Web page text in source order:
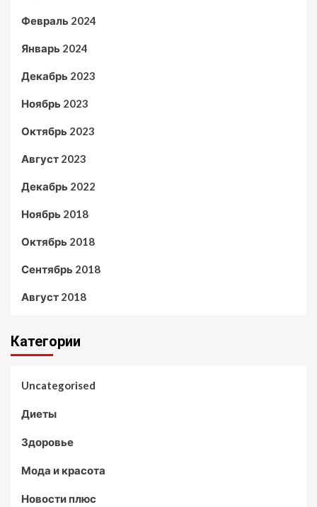
Февраль 2024
Январь 2024
Декабрь 2023
Ноябрь 2023
Октябрь 2023
Август 2023
Декабрь 2022
Ноябрь 2018
Октябрь 2018
Сентябрь 2018
Август 2018
Категории
Uncategorised
Диеты
Здоровье
Мода и красота
Новости плюс